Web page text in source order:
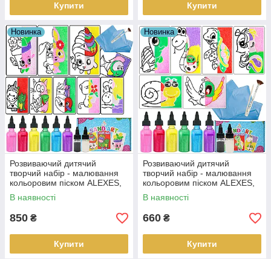
Купити Купити
Новинка
Розвиваючий дитячий
творчий набір - малювання
кольоровим піском ALEXES,
9 картинок з магнітами
В наявності
850 ₴
Купити
Новинка
Розвиваючий дитячий
творчий набір - малювання
кольоровим піском ALEXES,
6 великих картинок
В наявності
660 ₴
Купити